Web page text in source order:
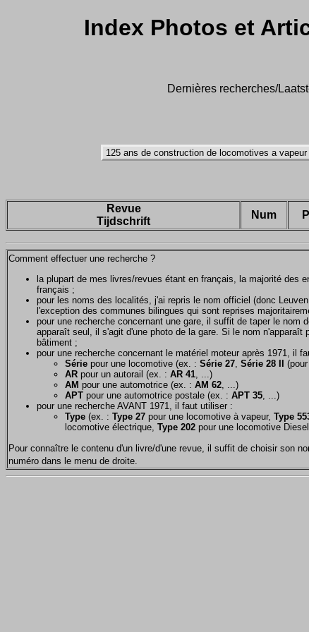
Index Photos et
Dernières recherches/
Revue
Tijdschrift
Num
Comment effectuer une recherche ?
la plupart de mes livres/revues étant en français, la majorité des
français ;
pour les noms des localités, j'ai repris le nom officiel (donc
l'exception des communes bilingues qui sont reprises
pour une recherche concernant une gare, il suffit de taper le nom
apparaît seul, il s'agit d'une photo de la gare. Si le nom n'apparaît
bâtiment ;
pour une recherche concernant le matériel moteur après 1971, il
Série pour une locomotive (ex. : Série 27 Série 28 II
AR pour un autorail (ex. : AR 41 , ...)
AM pour une automotrice (ex. : AM 62 , ...)
APT pour une automotrice postale (ex. : APT 35 , ...)
pour une recherche AVANT 1971, il faut utiliser :
Type (ex. : Type 27 pour une locomotive à vapeur, Type
locomotive électrique, Type 202 pour une locomotive
Pour connaître le contenu d'un livre/d'une revue, il suffit de choisir son
numéro dans le menu de droite.